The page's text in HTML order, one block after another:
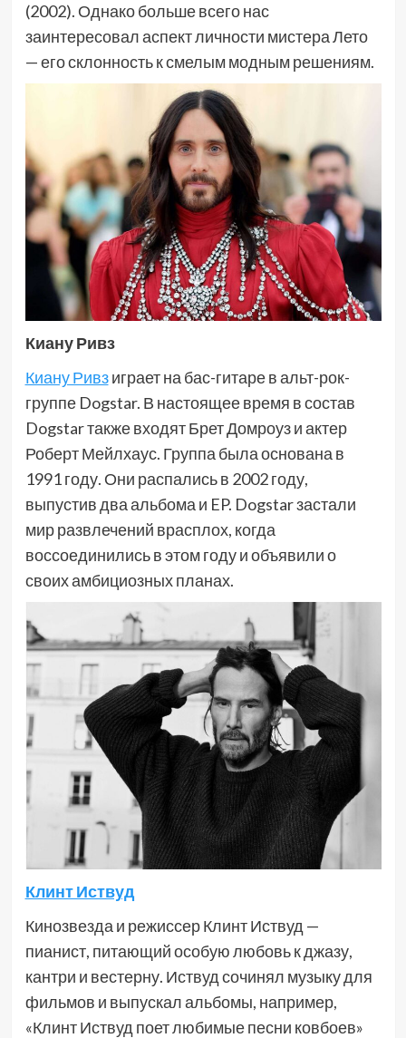
(2002). Однако больше всего нас
заинтересовал аспект личности мистера Лето
— его склонность к смелым модным решениям.
Киану Ривз
Киану Ривзиграет на бас-гитаре в альт-рок-
группе Dogstar. В настоящее время в состав
Dogstar также входят Брет Домроуз и актер
Роберт Мейлхаус. Группа была основана в
1991 году. Они распались в 2002 году,
выпустив два альбома и EP. Dogstar застали
мир развлечений врасплох, когда
воссоединились в этом году и объявили о
своих амбициозных планах.
Клинт Иствуд
Кинозвезда и режиссер Клинт Иствуд —
пианист, питающий особую любовь к джазу,
кантри и вестерну. Иствуд сочинял музыку для
фильмов и выпускал альбомы, например,
«Клинт Иствуд поет любимые песни ковбоев»